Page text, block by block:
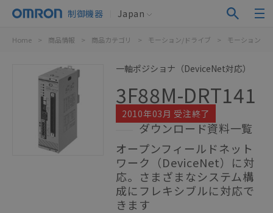
制御機器 Japan
Home > 商品情報 > 商品カテゴリ > モーション/ドライブ > モーション/位
一軸ポジショナ（DeviceNet対応）
3F88M-DRT141
2010年03月 受注終了
ダウンロード資料一覧
オープンフィールドネット
ワーク（DeviceNet）に対
応。さまざまなシステム構
成にフレキシブルに対応で
きます